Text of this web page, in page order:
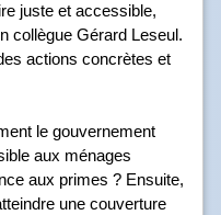
juste et accessible,
collègue Gérard Leseul.
actions concrètes et
le gouvernement
aux ménages
aux primes ? Ensuite,
une couverture